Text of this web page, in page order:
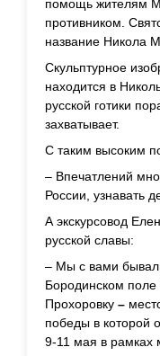
помощь жителям
противником.
название Никола
Скульптурное
находится в
русской готики
захватывает.
С таким высоким
– Впечатлений
России, узнавать
А экскурсовод
русской славы:
– Мы с вами
Бородинском поле
Прохоровку –
победы в которой
9-11 мая в рамках